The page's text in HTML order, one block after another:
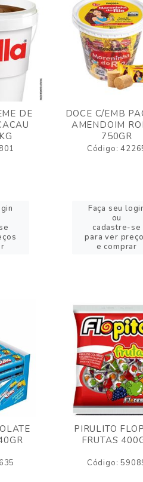
DE
DOCE C/EMB
AMENDOIM
750GR
Código:
Faça seu
ou
cadastre-se
para ver
e comprar
PIRULITO
FRUTAS
Código: